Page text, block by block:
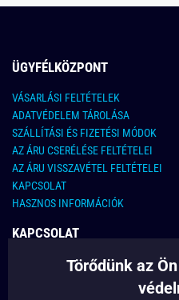
ÜGYFÉLKÖZPONT
VÁSARLÁSI FELTÉTELEK
ADATVÉDELEM TÁROLÁSA
SZÁLLÍTÁSI ÉS FIZETÉSI MÓDOK
AZ ÁRU CSERÉLÉSE FELTÉTELEI
AZ ÁRU VISSZAVÉTEL FELTÉTELEI
KAPCSOLAT
HASZNOS INFORMÁCIÓK
KAPCSOLAT
E-MAIL CÍM:
Törődünk az